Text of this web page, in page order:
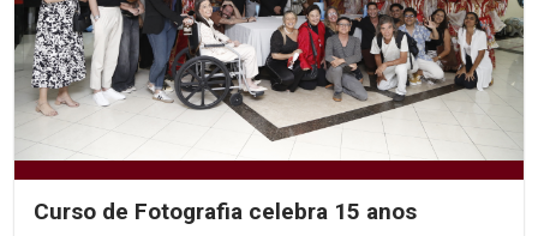
Curso de Fotografia celebra 15 anos